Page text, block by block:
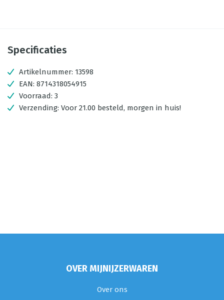
Specificaties
Artikelnummer: 13598
EAN: 8714318054915
Voorraad: 3
Verzending: Voor 21.00 besteld, morgen in huis!
OVER MIJNIJZERWAREN
Over ons